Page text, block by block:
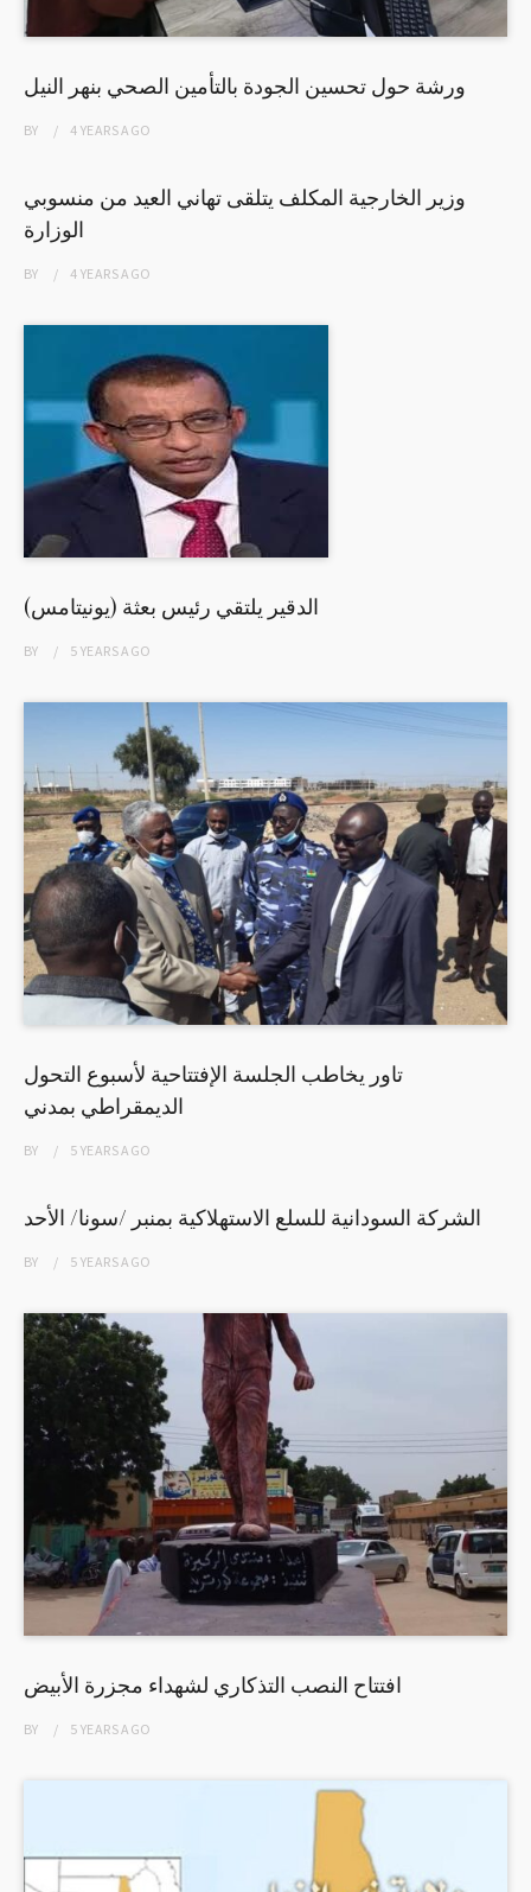
ورشة حول تحسين الجودة بالتأمين الصحي بنهر النيل
BY 4 YEARSAGO
وزير الخارجية المكلف يتلقى تهاني العيد من منسوبي
الوزارة
BY 4 YEARSAGO
الدقير يلتقي رئيس بعثة (يونيتامس)
BY 5 YEARSAGO
تاور يخاطب الجلسة الإفتتاحية لأسبوع التحول
الديمقراطي بمدني
BY 5 YEARSAGO
الشركة السودانية للسلع الاستهلاكية بمنبر /سونا/ الأحد
BY 5 YEARSAGO
افتتاح النصب التذكاري لشهداء مجزرة الأبيض
BY 5 YEARSAGO